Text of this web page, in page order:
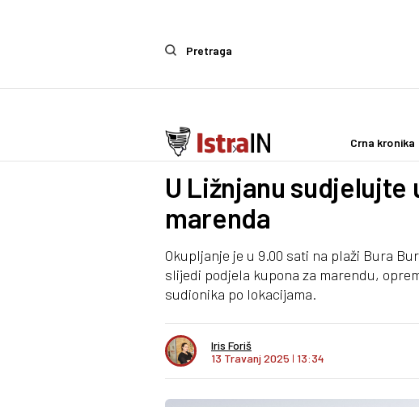
Pretraga
Crna kronika
Ostalo Life & Style
U Ližnjanu
marenda
Okupljanje je u 9.00 sati na plaži Bura
slijedi podjela kupona za marendu,
sudionika po lokacijama.
Iris Foriš
13 Travanj 2025 I 13:34